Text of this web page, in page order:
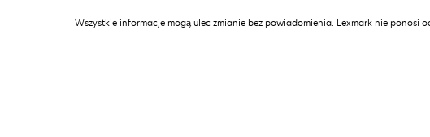
Wszystkie informacje mogą ulec zmianie bez powiadomienia. Lexmark nie ponosi